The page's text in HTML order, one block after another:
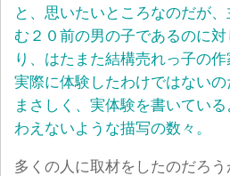
と、思いたいところなのだが
む２０前の男の子であるのに
り、はたまた結構売れっ子の作
実際に体験したわけではないの
まさしく、実体験を書いてい
わえないような描写の数々。
多くの人に取材をしたのだろ